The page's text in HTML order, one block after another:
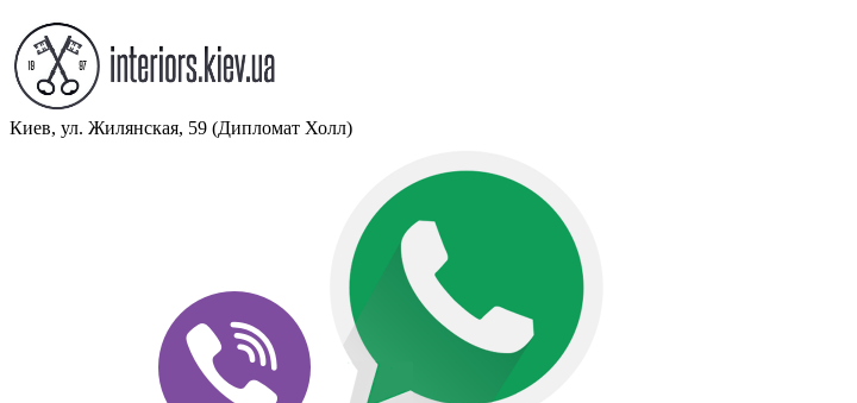
Киев, ул. Жилянская, 59 (Дипломат Холл)